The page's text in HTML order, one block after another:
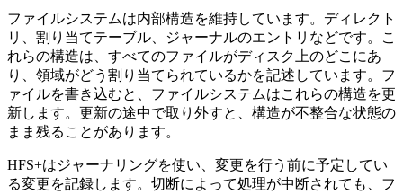
ファイルシステムは内部構造を維持しています。ディレクト
リ、割り当てテーブル、ジャーナルのエントリなどです。こ
れらの構造は、すべてのファイルがディスク上のどこにあ
り、領域がどう割り当てられているかを記述しています。フ
ァイルを書き込むと、ファイルシステムはこれらの構造を更
新します。更新の途中で取り外すと、構造が不整合な状態の
まま残ることがあります。
HFS+はジャーナリングを使い、変更を行う前に予定してい
る変更を記録します。切断によって処理が中断されても、フ